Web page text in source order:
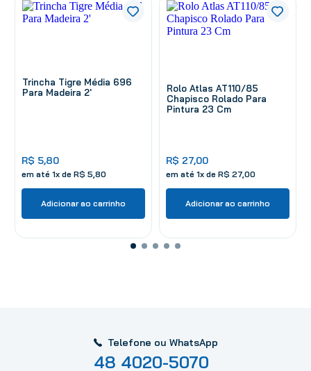
Trincha Tigre Média 696
Para Madeira 2'
R$ 5,80
em até 1x de R$ 5 80
Adicionar ao carrinho
Rolo Atlas AT110/85
Chapisco Rolado Para
Pintura 23 Cm
R$ 27,00
em até 1x de R$ 27 00
Adicionar ao carrinho
Telefone ou WhatsApp
48 4020-5070